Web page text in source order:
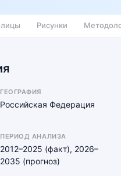
Рисунки
ГЕОГРАФИЯ
Российская Федерация
ПЕРИОД АНАЛИЗА
2012–2025 (факт), 2026–
2035 (прогноз)